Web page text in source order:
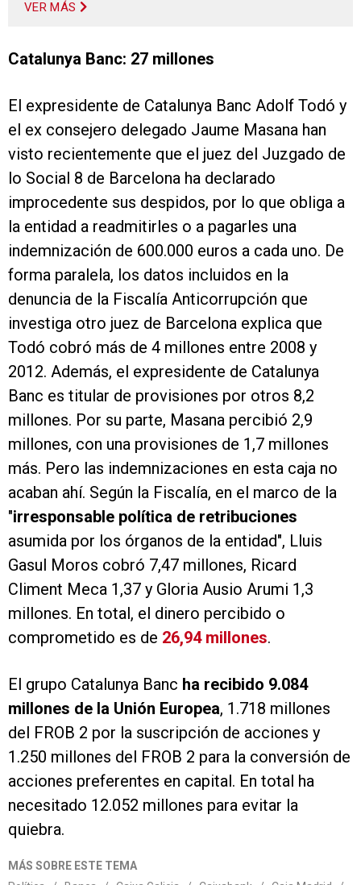
VER MÁS
Catalunya Banc: 27 millones
El expresidente de Catalunya Banc Adolf Todó y
el ex consejero delegado Jaume Masana han
visto recientemente que el juez del Juzgado de
lo Social 8 de Barcelona ha declarado
improcedente sus despidos, por lo que obliga a
la entidad a readmitirles o a pagarles una
indemnización de 600.000 euros a cada uno. De
forma paralela, los datos incluidos en la
denuncia de la Fiscalía Anticorrupción que
investiga otro juez de Barcelona explica que
Todó cobró más de 4 millones entre 2008 y
2012. Además, el expresidente de Catalunya
Banc es titular de provisiones por otros 8,2
millones. Por su parte, Masana percibió 2,9
millones, con una provisiones de 1,7 millones
más. Pero las indemnizaciones en esta caja no
acaban ahí. Según la Fiscalía, en el marco de la
"irresponsable política de retribuciones
asumida por los órganos de la entidad", Lluis
Gasul Moros cobró 7,47 millones, Ricard
Climent Meca 1,37 y Gloria Ausio Arumi 1,3
millones. En total, el dinero percibido o
comprometido es de 26,94 millones.
El grupo Catalunya Banc ha recibido 9.084
millones de la Unión Europea, 1.718 millones
del FROB 2 por la suscripción de acciones y
1.250 millones del FROB 2 para la conversión de
acciones preferentes en capital. En total ha
necesitado 12.052 millones para evitar la
quiebra.
MÁS SOBRE ESTE TEMA